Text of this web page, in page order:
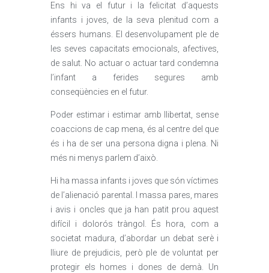
Ens hi va el futur i la felicitat d’aquests
infants i joves, de la seva plenitud com a
éssers humans. El desenvolupament ple de
les seves capacitats emocionals, afectives,
de salut. No actuar o actuar tard condemna
l’infant a ferides segures amb
conseqüències en el futur.
Poder estimar i estimar amb llibertat, sense
coaccions de cap mena, és al centre del que
és i ha de ser una persona digna i plena. Ni
més ni menys parlem d’això.
Hi ha massa infants i joves que són víctimes
de l’alienació parental. I massa pares, mares
i avis i oncles que ja han patit prou aquest
difícil i dolorós tràngol. És hora, com a
societat madura, d’abordar un debat serè i
lliure de prejudicis, però ple de voluntat per
protegir els homes i dones de demà. Un